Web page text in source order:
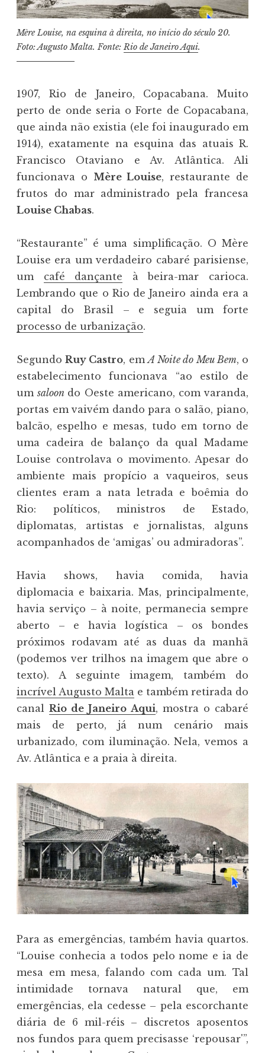
Mère Louise, na esquina à direita, no início do século 20.
Foto: Augusto Malta. Fonte: Rio de Janeiro Aqui.
1907, Rio de Janeiro, Copacabana. Muito
perto de onde seria o Forte de Copacabana,
que ainda não existia (ele foi inaugurado em
1914), exatamente na esquina das atuais R.
Francisco Otaviano e Av. Atlântica. Ali
funcionava o Mère Louise, restaurante de
frutos do mar administrado pela francesa
Louise Chabas.
“Restaurante” é uma simplificação. O Mère
Louise era um verdadeiro cabaré parisiense,
um café dançante à beira-mar carioca.
Lembrando que o Rio de Janeiro ainda era a
capital do Brasil – e seguia um forte
processo de urbanização.
SegundoRuy Castro, emA Noite do Meu Bem, o
estabelecimento funcionava “ao estilo de
umsaloon do Oeste americano, com varanda,
portas em vaivém dando para o salão, piano,
balcão, espelho e mesas, tudo em torno de
uma cadeira de balanço da qual Madame
Louise controlava o movimento. Apesar do
ambiente mais propício a vaqueiros, seus
clientes eram a nata letrada e boêmia do
Rio: políticos, ministros de Estado,
diplomatas, artistas e jornalistas, alguns
acompanhados de ‘amigas’ ou admiradoras”.
Havia shows, havia comida, havia
diplomacia e baixaria. Mas, principalmente,
havia serviço – à noite, permanecia sempre
aberto – e havia logística – os bondes
próximos rodavam até as duas da manhã
(podemos ver trilhos na imagem que abre o
texto). A seguinte imagem, também do
incrível Augusto Malta e também retirada do
canalRio de Janeiro Aqui, mostra o cabaré
mais de perto, já num cenário mais
urbanizado, com iluminação. Nela, vemos a
Av. Atlântica e a praia à direita.
Para as emergências, também havia quartos.
“Louise conhecia a todos pelo nome e ia de
mesa em mesa, falando com cada um. Tal
intimidade tornava natural que, em
emergências, ela cedesse – pela escorchante
diária de 6 mil-réis – discretos aposentos
nos fundos para quem precisasse ‘repousar'”,